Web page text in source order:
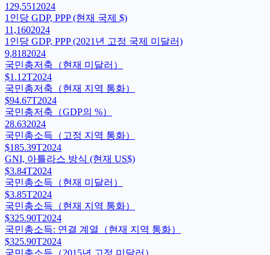
129,551 2024
1인당 GDP, PPP (현재 국제 $)
11,1602024
1인당 GDP, PPP (2021년 고정 국제 미달러)
9,8182024
국민총저축（현재 미달러）
$1.12T2024
국민총저축（현재 지역 통화）
$94.67T2024
국민총저축（GDP의 %）
28.632024
국민총소득（고정 지역 통화）
$185.39T2024
GNI, 아틀라스 방식 (현재 US$)
$3.84T2024
국민총소득（현재 미달러）
$3.85T2024
국민총소득（현재 지역 통화）
$325.90T2024
국민총소득: 연결 계열（현재 지역 통화）
$325.90T2024
국민총소득（2015년 고정 미달러）